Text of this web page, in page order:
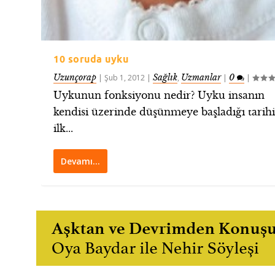
10 soruda uyku
Uzunçorap |Şub 1, 2012 |Sağlık, Uzmanlar| 0 |
Uykunun fonksiyonu nedir? Uyku insanın
kendisi üzerinde düşünmeye başladığı
ilk...
Devamı…